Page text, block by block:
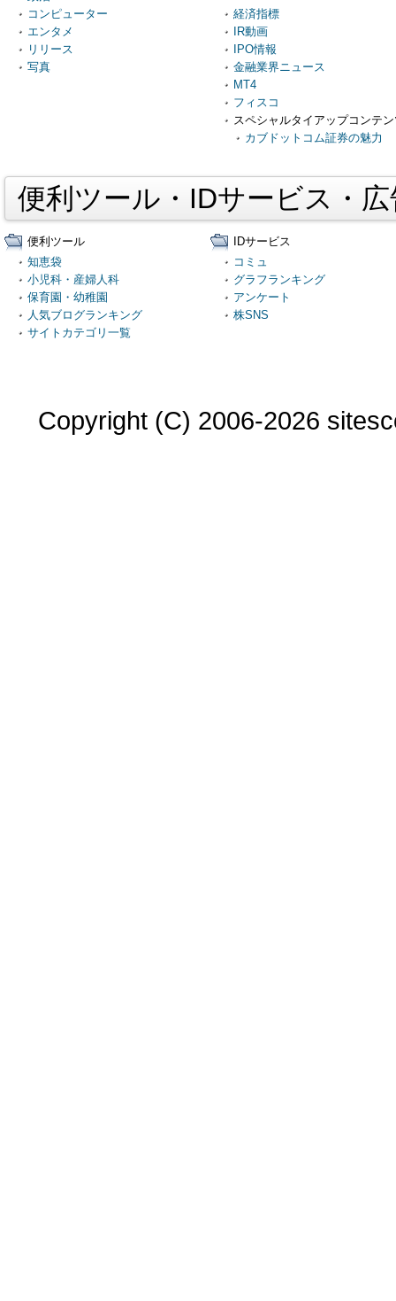
コンピューター
エンタメ
リリース
写真
経済指標
IR動画
IPO情報
金融業界ニュース
MT4
フィスコ
スペシャルタイアップコンテ
カブドットコム証券の魅力
便利ツール・IDサービス・
便利ツール
知恵袋
小児科・産婦人科
保育園・幼稚園
人気ブログランキング
サイトカテゴリ一覧
IDサービス
コミュ
グラフランキング
アンケート
株SNS
Copyright (C) 2006-2026